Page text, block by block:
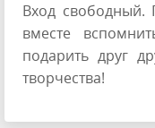
Вход свободный.
вместе
подарить друг
творчества!